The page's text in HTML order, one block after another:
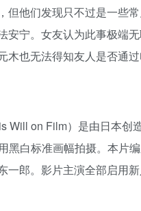
他们发现只不过是一些
宁。女友认为此事极端
也无法得知友人是否通过
on Film）是由日本创
白标准画幅拍摄。本片
郎。影片主演全部启用